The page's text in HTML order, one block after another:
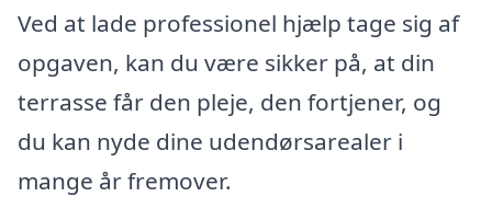
Ved at lade professionel hjælp tage sig af
opgaven, kan du være sikker på, at din
terrasse får den pleje, den fortjener, og
du kan nyde dine udendørsarealer i
mange år fremover.